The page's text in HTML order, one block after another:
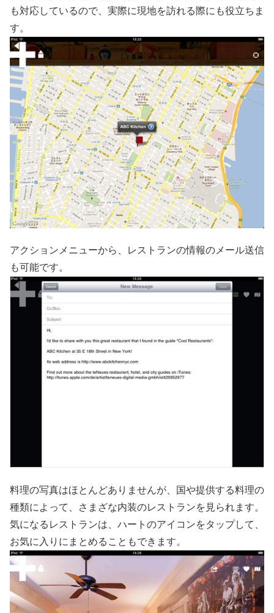
も対応しているので、実際に現地を訪れる際にも役立ちま
す。
アクションメニューから、レストランの情報のメール送信
も可能です。
料理の写真はほとんどありませんが、国や提供する料理の
種類によって、さまざな内装のレストランを見られます。
気になるレストランは、ハートのアイコンをタップして、
お気に入りにまとめることもできます。